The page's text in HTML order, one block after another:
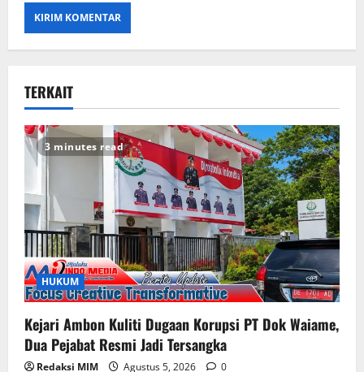
TERKAIT
3 minutes read
HUKUM
Kejari Ambon Kuliti Dugaan Korupsi PT Dok Waiame,
Dua Pejabat Resmi Jadi Tersangka
Redaksi MIM Agustus 5, 2026 0